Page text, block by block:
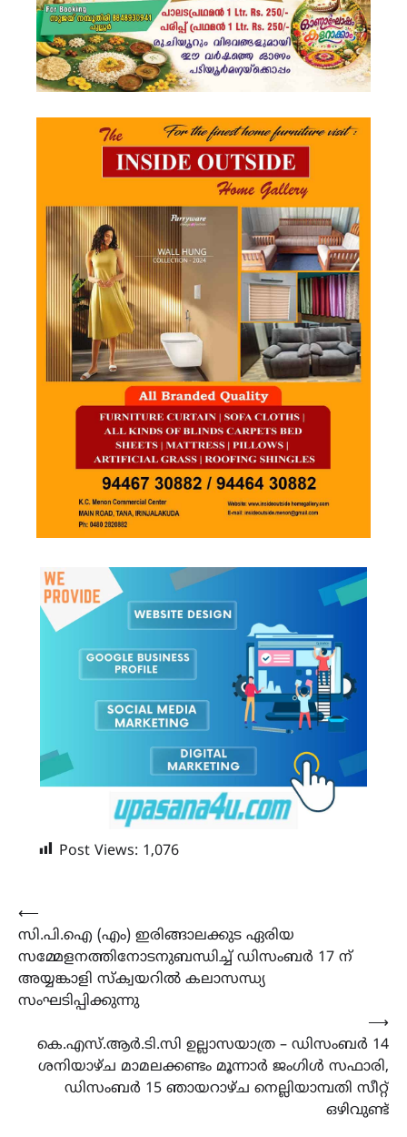
Post Views: 1,076
Post
navigation
⟵
സി.പി.ഐ (എം) ഇരിങ്ങാലക്കുട ഏരിയ
സമ്മേളനത്തിനോടനുബന്ധിച്ച് ഡിസംബർ 17 ന്
അയ്യങ്കാളി സ്‌ക്വയറിൽ കലാസന്ധ്യ
സംഘടിപ്പിക്കുന്നു
കെ.എസ്.ആര്‍.ടി.സി ഉല്ലാസയാത്ര – ഡിസംബർ 14
ശനിയാഴ്ച മാമലക്കണ്ടം മൂന്നാർ ജംഗിൾ സഫാരി,
ഡിസംബർ 15 ഞായറാഴ്ച നെല്ലിയാമ്പതി സീറ്റ്‌
ഒഴിവുണ്ട്
⟶